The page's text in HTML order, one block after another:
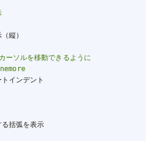
ーソルを移動できるように